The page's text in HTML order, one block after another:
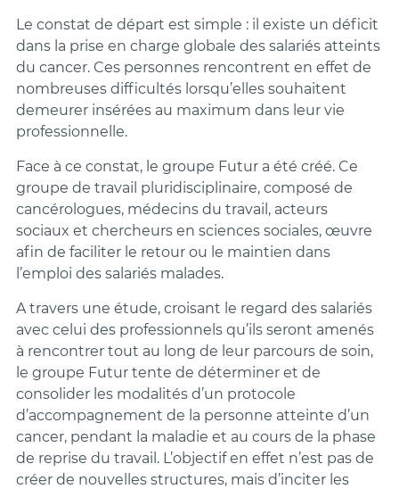
Le constat de départ est simple : il existe un déficit
dans la prise en charge globale des salariés atteints
du cancer. Ces personnes rencontrent en effet de
nombreuses difficultés lorsqu’elles souhaitent
demeurer insérées au maximum dans leur vie
professionnelle.
Face à ce constat, le groupe Futur a été créé. Ce
groupe de travail pluridisciplinaire, composé de
cancérologues, médecins du travail, acteurs
sociaux et chercheurs en sciences sociales, œuvre
afin de faciliter le retour ou le maintien dans
l’emploi des salariés malades.
A travers une étude, croisant le regard des salariés
avec celui des professionnels qu’ils seront amenés
à rencontrer tout au long de leur parcours de soin,
le groupe Futur tente de déterminer et de
consolider les modalités d’un protocole
d’accompagnement de la personne atteinte d’un
cancer, pendant la maladie et au cours de la phase
de reprise du travail. L’objectif en effet n’est pas de
créer de nouvelles structures, mais d’inciter les